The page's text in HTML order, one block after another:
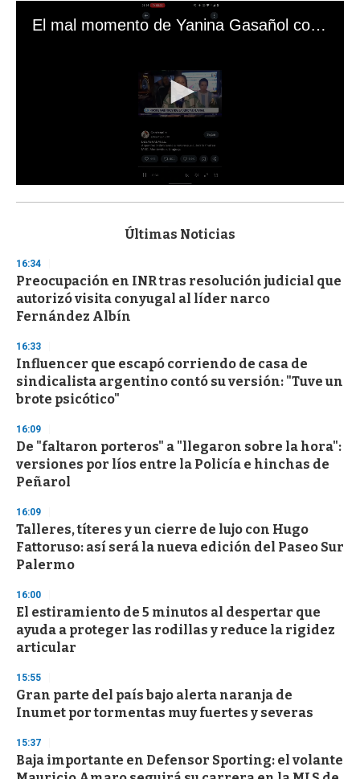
El mal momento de Yanina Gasañol con un hincha argentino en "Subrayado"
s
d
s
o
f
3
s
e
c
o
n
Últimas Noticias
16:34
Preocupación en INR tras resolución judicial que
autorizó visita conyugal al líder narco
Fernández Albín
16:33
Influencer que escapó corriendo de casa de
sindicalista argentino contó su versión: "Tuve un
brote psicótico"
16:09
De "faltaron porteros" a "llegaron sobre la hora":
versiones por líos entre la Policía e hinchas de
Peñarol
16:09
Talleres, títeres y un cierre de lujo con Hugo
Fattoruso: así será la nueva edición del Paseo Sur
Palermo
16:00
El estiramiento de 5 minutos al despertar que
ayuda a proteger las rodillas y reduce la rigidez
articular
15:55
Gran parte del país bajo alerta naranja de
Inumet por tormentas muy fuertes y severas
15:37
Baja importante en Defensor Sporting: el volante